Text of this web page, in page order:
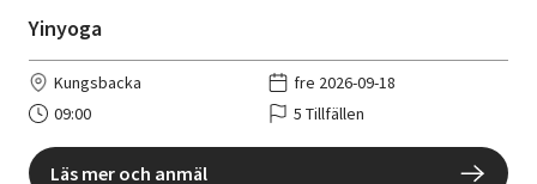
Yinyoga
Kungsbacka
fre 2026-09-18
09:00
5 Tillfällen
Läs mer och anmäl